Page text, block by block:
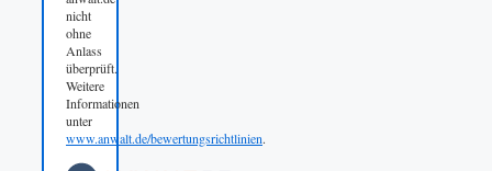
nicht
ohne
Anlass
überprüft.
Weitere
Informationen
unter
www.anwalt.de/bewertungsrichtlinien.